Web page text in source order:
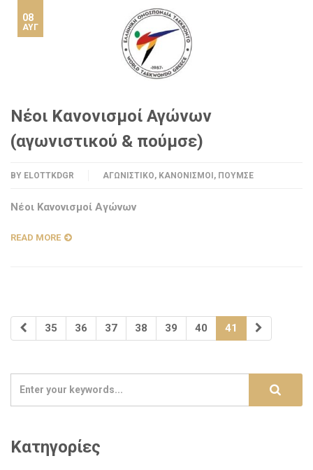
08
ΑΥΓ
Nέοι Κανονισμοί Αγώνων
(αγωνιστικού & πούμσε)
BY ELOTTKDGR ΑΓΩΝΙΣΤΙΚΌ, ΚΑΝΟΝΙΣΜΟΊ , ΠΟΎΜΣΕ
Νέοι Κανονισμοί Αγώνων
READ MORE
35 36 37 38 39 40 41
Κατηγορίες